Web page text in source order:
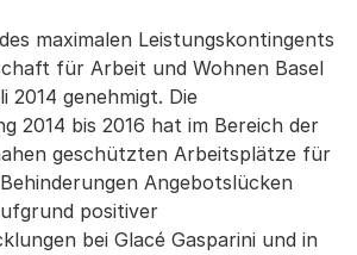
maximalen Leistungskontingents
für Arbeit und Wohnen Basel
2014 genehmigt. Die
2014 bis 2016 hat im Bereich der
geschützten Arbeitsplätze für
Angebotslücken
positiver
bei Glacé Gasparini und in